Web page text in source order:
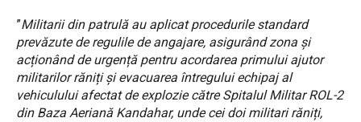
”Militarii din patrulă au aplicat procedurile standard
prevăzute de regulile de angajare, asigurând zona și
acționând de urgență pentru acordarea primului ajutor
militarilor răniți și evacuarea întregului echipaj al
vehiculului afectat de explozie către Spitalul Militar ROL-2
din Baza Aeriană Kandahar, unde cei doi militari răniți,